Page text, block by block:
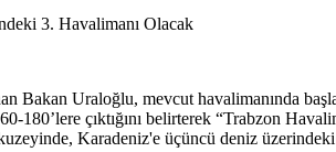
3. Havalimanı Olacak
Bakan Uraloğlu, mevcut havalimanında
180’lere çıktığını belirterek “Trabzon
Karadeniz'e üçüncü deniz